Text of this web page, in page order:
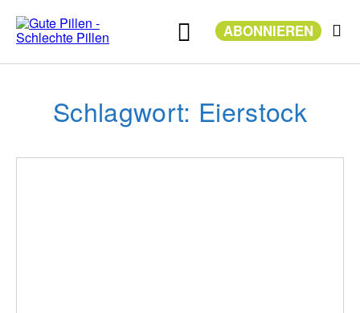
Inhalt
springen ABONNIEREN
Schlagwort: Eierstock